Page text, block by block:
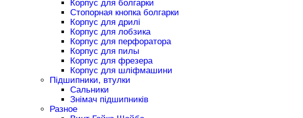
Корпус для болгарки
Стопорная кнопка болгарки
Корпус для дрилі
Корпус для лобзика
Корпус для перфоратора
Корпус для пилы
Корпус для фрезера
Корпус для шліфмашини
Підшипники, втулки
Сальники
Знімач підшипників
Разное